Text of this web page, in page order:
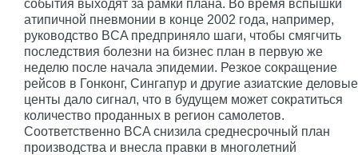
события выходят за рамки плана. Во время вспышки
атипичной пневмонии в конце 2002 года, например,
руководство BCA предприняло шаги, чтобы смягчить
последствия болезни на бизнес план в первую же
неделю после начала эпидемии. Резкое сокращение
рейсов в Гонконг, Сингапур и другие азиатские деловые
центы дало сигнал, что в будущем может сократиться
количество проданных в регион самолетов.
Соответственно BCA снизила среднесрочный план
производства и внесла правки в многолетний